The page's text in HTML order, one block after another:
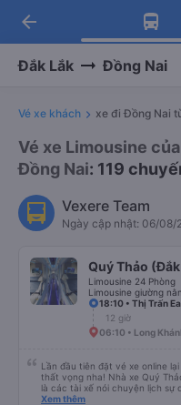
Tải app
Nhận ưu
Tải app
-30k/ghế
arrow_back
Đắk Lắk Đồng Nai
Vé xe khách xe đi Đồng Nai
Vé xe Limousine
Đồng Nai: 119
Vexere Team
Ngày cập nhật: 06/08/
Quý Thảo
Limousine 24 Phòng
Limousine giường
18:10 • Thị Trấn
12 giờ
06:10 • Long
Lần đầu tiên đặt vé xe online
thất vọng nha! Nhà xe Quý
là các tài xế nói chuyện lịch sự
đánh giá 5 sao rồi. Chú tài xế
Xem thêm